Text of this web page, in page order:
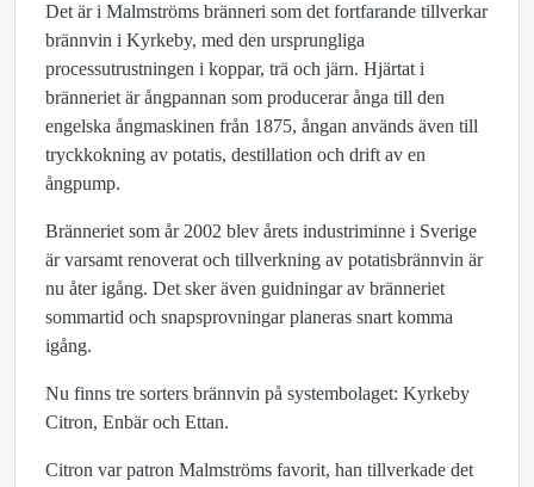
Det är i Malmströms bränneri som det fortfarande tillverkar
brännvin i Kyrkeby, med den ursprungliga
processutrustningen i koppar, trä och järn. Hjärtat i
bränneriet är ångpannan som producerar ånga till den
engelska ångmaskinen från 1875, ångan används även till
tryckkokning av potatis, destillation och drift av en
ångpump.
Bränneriet som år 2002 blev årets industriminne i Sverige
är varsamt renoverat och tillverkning av potatisbrännvin är
nu åter igång. Det sker även guidningar av bränneriet
sommartid och snapsprovningar planeras snart komma
igång.
Nu finns tre sorters brännvin på systembolaget: Kyrkeby
Citron, Enbär och Ettan.
Citron var patron Malmströms favorit, han tillverkade det